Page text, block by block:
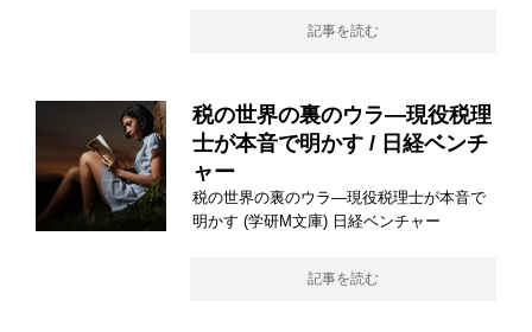
記事を読む
税の世界の裏のウラ―現役税理
士が本音で明かす / 日経ベンチ
ャー
税の世界の裏のウラ―現役税理士が本音で
明かす (学研M文庫) 日経ベンチャー
記事を読む